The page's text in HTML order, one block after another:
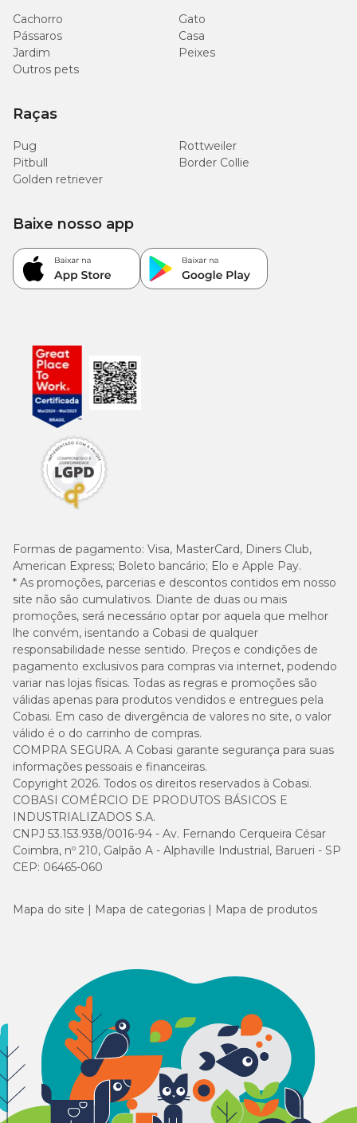
Cachorro
Gato
Pássaros
Casa
Jardim
Peixes
Outros pets
Raças
Pug
Rottweiler
Pitbull
Border Collie
Golden retriever
Formas de pagamento: Visa, MasterCard, Diners Club,
American Express; Boleto bancário; Elo e Apple Pay.
* As promoções, parcerias e descontos contidos em nosso
site não são cumulativos. Diante de duas ou mais
promoções, será necessário optar por aquela que melhor
lhe convém, isentando a Cobasi de qualquer
responsabilidade nesse sentido. Preços e condições de
pagamento exclusivos para compras via internet, podendo
variar nas lojas físicas. Todas as regras e promoções são
válidas apenas para produtos vendidos e entregues pela
Cobasi. Em caso de divergência de valores no site, o valor
válido é o do carrinho de compras.
COMPRA SEGURA. A Cobasi garante segurança para suas
informações pessoais e financeiras.
Copyright 2026. Todos os direitos reservados à Cobasi.
COBASI COMÉRCIO DE PRODUTOS BÁSICOS E
INDUSTRIALIZADOS S.A.
CNPJ 53.153.938/0016-94 - Av. Fernando Cerqueira César
Coimbra, nº 210, Galpão A - Alphaville Industrial, Barueri - SP
CEP: 06465-060
Baixe nosso app
Mapa do site Mapa de categorias Mapa de produtos